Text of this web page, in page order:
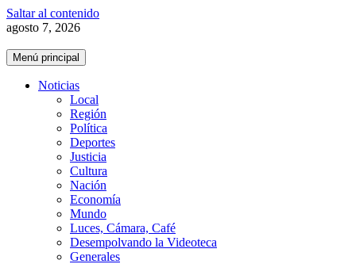
Saltar al contenido
agosto 7, 2026
Menú principal
Noticias
Local
Región
Política
Deportes
Justicia
Cultura
Nación
Economía
Mundo
Luces, Cámara, Café
Desempolvando la Videoteca
Generales